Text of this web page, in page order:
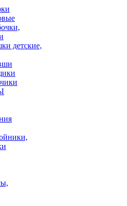
детские,